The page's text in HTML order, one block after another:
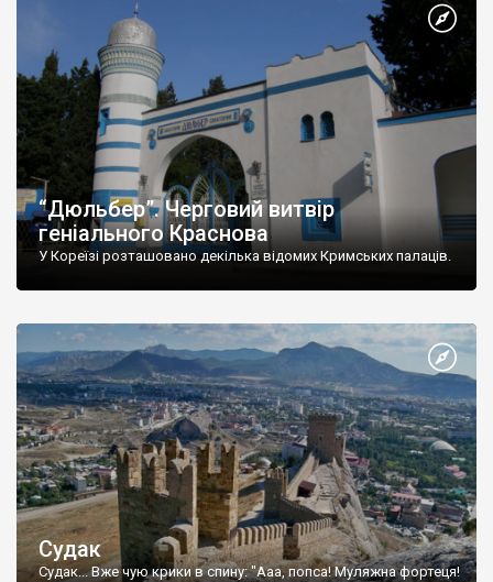
“Дюльбер”. Черговий витвір
геніального Краснова
У Кореїзі розташовано декілька відомих Кримських палаців.
Судак
Судак... Вже чую крики в спину: "Ааа, попса! Муляжна фортеця!